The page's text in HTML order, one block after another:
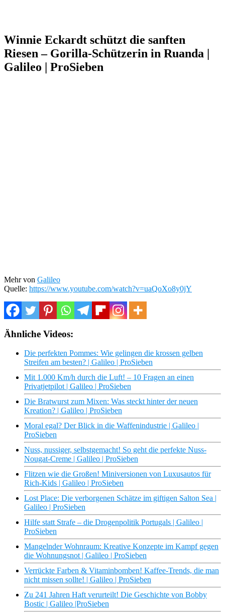
Winnie Eckardt schützt die sanften
Riesen – Gorilla-Schützerin in Ruanda |
Galileo | ProSieben
Mehr von Galileo
Quelle: https://www.youtube.com/watch?v=uaQoXo8y0jY
Ähnliche Videos:
Die perfekten Pommes: Wie gelingen die krossen gelben
Streifen am besten? | Galileo | ProSieben
Mit 1.000 Km/h durch die Luft! – 10 Fragen an einen
Privatjetpilot | Galileo | ProSieben
Die Bratwurst zum Mixen: Was steckt hinter der neuen
Kreation? | Galileo | ProSieben
Moral egal? Der Blick in die Waffenindustrie | Galileo |
ProSieben
Nuss, nussiger, selbstgemacht! So geht die perfekte Nuss-
Nougat-Creme | Galileo | ProSieben
Flitzen wie die Großen! Miniversionen von Luxusautos für
Rich-Kids | Galileo | ProSieben
Lost Place: Die verborgenen Schätze im giftigen Salton Sea |
Galileo | ProSieben
Hilfe statt Strafe – die Drogenpolitik Portugals | Galileo |
ProSieben
Mangelnder Wohnraum: Kreative Konzepte im Kampf gegen
die Wohnungsnot | Galileo | ProSieben
Verrückte Farben & Vitaminbomben! Kaffee-Trends, die man
nicht missen sollte! | Galileo | ProSieben
Zu 241 Jahren Haft verurteilt! Die Geschichte von Bobby
Bostic | Galileo |ProSieben